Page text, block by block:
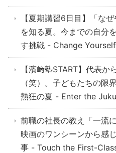
【夏期講習6日目】「なぜ
を知る夏。今までの自分
す挑戦 - Change Yourself
【濱﨑塾START】代表か
（笑）。子どもたちの限
熱狂の夏 - Enter the
前職の社長の教え「一流に
映画のワンシーンから感
事 - Touch the First-